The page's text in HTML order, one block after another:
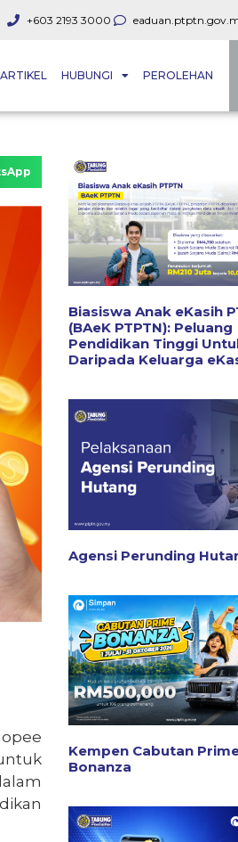
+603 2193 3000
ARTIKEL HUBUNGI PEROLEHAN
Biasiswa Anak eKasih
(BAeK PTPTN): Peluang
Pendidikan Tinggi
Daripada Keluarga
Agensi Perunding
Kempen Cabutan
Bonanza